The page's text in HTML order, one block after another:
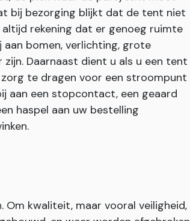
bij bezorging blijkt dat de tent niet
rekening dat er genoeg ruimte
bomen, verlichting, grote
Daarnaast dient u als u een tent
te dragen voor een stroompunt
aan een stopcontact, een geaard
haspel aan uw bestelling
kwaliteit, maar vooral veiligheid,